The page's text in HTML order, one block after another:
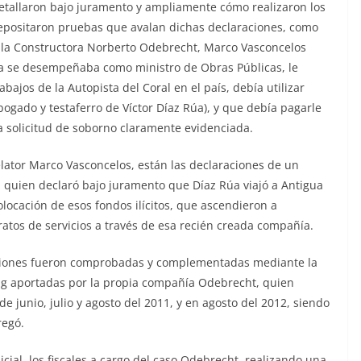
bajo juramento y ampliamente cómo realizaron los
pruebas que avalan dichas declaraciones, como
Constructora Norberto Odebrecht, Marco Vasconcelos
desempeñaba como ministro de Obras Públicas, le
de la Autopista del Coral en el país, debía utilizar
y testaferro de Víctor Díaz Rúa), y que debía pagarle
de soborno claramente evidenciada.
Marco Vasconcelos, están las declaraciones de un
declaró bajo juramento que Díaz Rúa viajó a Antigua
de esos fondos ilícitos, que ascendieron a
de servicios a través de esa recién creada compañía.
fueron comprobadas y complementadas mediante la
aportadas por la propia compañía Odebrecht, quien
junio, julio y agosto del 2011, y en agosto del 2012, siendo